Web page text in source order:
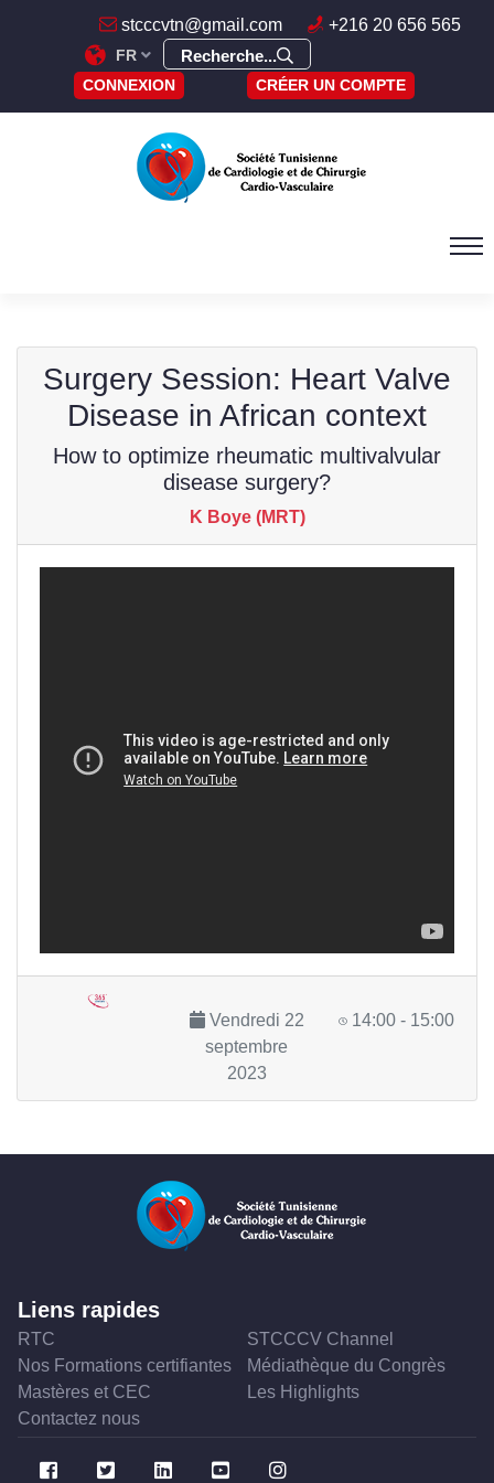
stcccvtn@gmail.com +216 20 656 565
FR Recherche...
CONNEXION CRÉER UN COMPTE
Surgery Session: Heart Valve
Disease in African context
How to optimize rheumatic multivalvular
disease surgery?
K Boye (MRT)
Vendredi 22
septembre
2023
14:00 - 15:00
Liens rapides
RTC
STCCCV Channel
Nos Formations certifiantes
Médiathèque du Congrès
Mastères et CEC
Les Highlights
Contactez nous